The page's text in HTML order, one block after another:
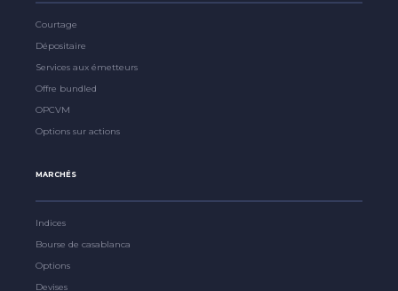
Courtage
Dépositaire
Services aux émetteurs
Offre bundled
OPCVM
Options sur actions
MARCHÉS
Indices
Bourse de casablanca
Options
Devises